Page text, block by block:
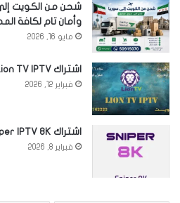
شحن من الكويت
وأمان تام لكافة
مايو 16, 2026
اشتراك Lion TV IPTV
فبراير 12, 2026
اشتراك Sniper IPTV 8K
فبراير 8, 2026